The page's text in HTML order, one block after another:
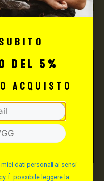
PER IL TUO
STUDIO
del 5%
acquisto
dati personali ai sensi
È possibile leggere la